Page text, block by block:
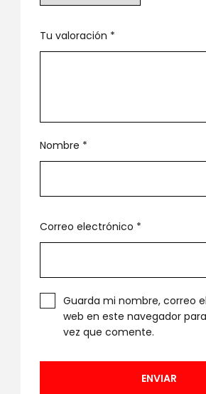
Tu valoración *
Nombre *
Correo electrónico *
Guarda mi nombre, correo
web en este navegador
vez que comente.